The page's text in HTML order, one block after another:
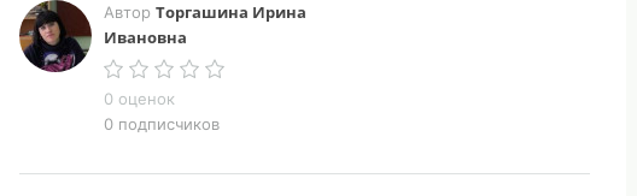
Автор Торгашина Ирина
Ивановна
0 оценок
0 подписчиков